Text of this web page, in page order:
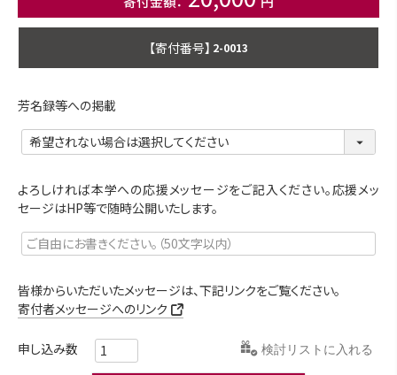
商品番号 2-0013
芳名録等への掲載
よろしければ本学への応援メッセージをご記入ください。応援メッ
セージはHP等で随時公開いたします。
皆様からいただいたメッセージは、下記リンクをご覧ください。
寄付者メッセージへのリンク
検討リストに入れる